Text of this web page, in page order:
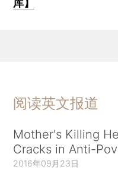
阅读英文报道
Mother's Killing
Cracks in Anti-
2016年09月23日